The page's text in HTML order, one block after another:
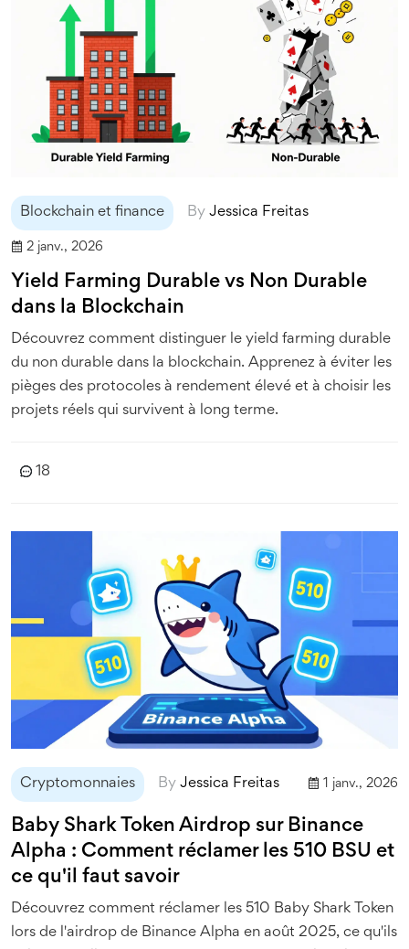
Blockchain et finance By Jessica Freitas
2 janv., 2026
Yield Farming Durable vs Non Durable
dans la Blockchain
Découvrez comment distinguer le yield farming durable
du non durable dans la blockchain. Apprenez à éviter les
pièges des protocoles à rendement élevé et à choisir les
projets réels qui survivent à long terme.
18
Cryptomonnaies By Jessica Freitas 1 janv., 2026
Baby Shark Token Airdrop sur Binance
Alpha : Comment réclamer les 510 BSU et
ce qu'il faut savoir
Découvrez comment réclamer les 510 Baby Shark Token
lors de l'airdrop de Binance Alpha en août 2025, ce qu'ils